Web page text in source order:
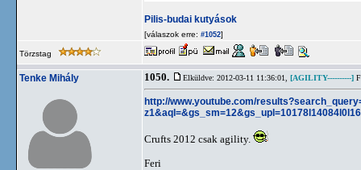
Pilis-budai kutyások
[válaszok erre: #1052]
Törzstag
Tenke Mihály 1050. Elküldve: 2012-03-11 11:36:01, [AGILITY----------]
http://www.youtube.com/
Crufts 2012 csak agility.
Feri